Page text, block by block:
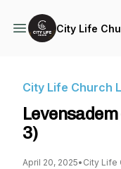
City Life
City Life Church
3)
April 20, 2025• City Life